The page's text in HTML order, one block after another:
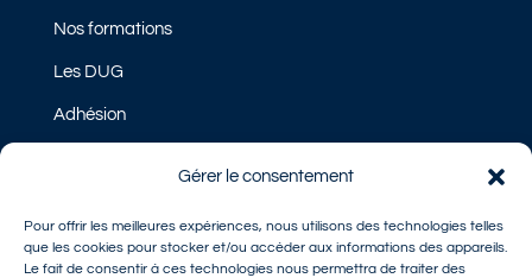
Gérer le consentement
Pour offrir les meilleures expériences, nous utilisons des technologies telles
que les cookies pour stocker et/ou accéder aux informations des appareils.
Le fait de consentir à ces technologies nous permettra de traiter des
Nos formations
Les DUG
Adhésion
Mentions légales
Politique de Cookies